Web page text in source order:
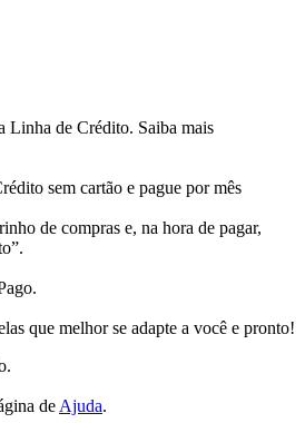
Linha de Crédito. Saiba mais
sem cartão e pague por mês
de compras e, na hora de pagar,
que melhor se adapte a você e pronto!
deAjuda.